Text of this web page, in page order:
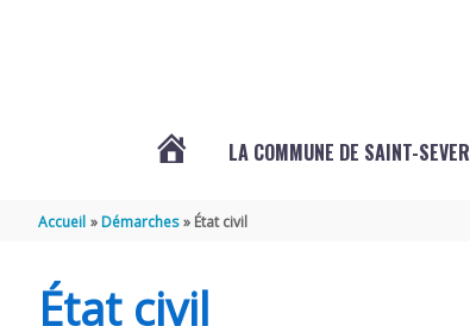
LA COMMUNE DE SAINT-SEVER
Accueil Démarches État civil
État civil